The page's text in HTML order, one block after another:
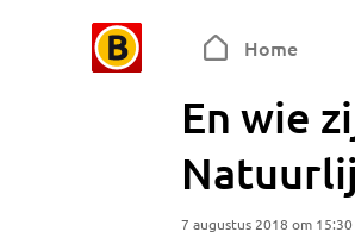
Home
En wie
7 augustus 2018 om